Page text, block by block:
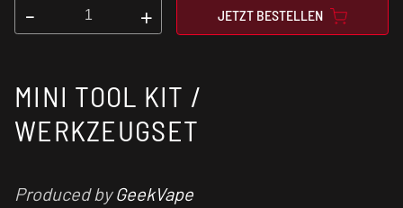
- + JETZT BESTELLEN
MINI TOOL KIT /
WERKZEUGSET
Produced byGeekVape